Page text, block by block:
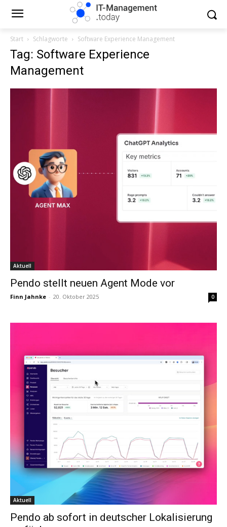
Start Schlagworte Software Experience Management
Tag: Software Experience
Management
Aktuell
Pendo stellt neuen Agent Mode vor
Finn Jahnke - 20. Oktober 2025 0
Aktuell
Pendo ab sofort in deutscher Lokalisierung